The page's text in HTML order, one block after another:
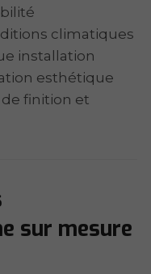
climatiques
installation
esthétique
finition et
sur mesure